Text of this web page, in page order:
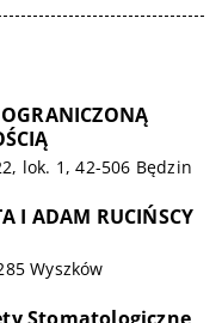
lok. 1, 42-506 Będzin
I ADAM RUCIŃSCY
Wyszków
Stomatologiczne